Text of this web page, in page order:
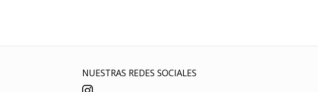
NUESTRAS REDES SOCIALES